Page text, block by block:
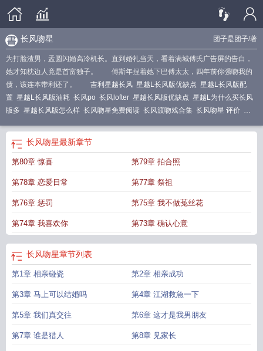
团子是团子/著
长风吻星
为打脸渣男，孟圆闪婚高冷机长。直到婚礼当天，看着满城傅氏广告屏的告白，
她才知枕边人竟是首富独子。 傅斯年捏着她下巴傅太太，四年前你强吻我的
债，该连本带利还了。 吉利星越长风 星越L长风版优缺点 星越L长风版配
置 星越L长风版油耗 长风po 长风lofter 星越长风版优缺点 星越L为什么买长风
版多 星越长风版怎么样 长风吻星免费阅读 长风渡吻戏合集 长风吻星 评价 吉
长风版本
星越L长风版缺点
同人
量星越L长风版参数
长风吻星最新章节
第80章 惊喜 第79章 拍合照
第78章 恋爱日常 第77章 祭祖
第76章 惩罚 第75章 我不做菟丝花
第74章 我喜欢你 第73章 确认心意
长风吻星章节列表
第1章 相亲碰瓷 第2章 相亲成功
第3章 马上可以结婚吗 第4章 江湖救急一下
第5章 我们真交往 第6章 这才是我男朋友
第7章 谁是猎人 第8章 见家长